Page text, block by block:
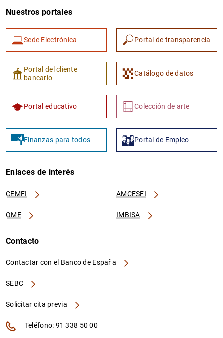
Nuestros portales
Sede Electrónica Portal de transparencia
Portal del cliente
bancario
Catálogo de datos
Portal educativo Colección de arte
Finanzas para todos Portal de Empleo
Enlaces de interés
CEMFI AMCESFI
OME IMBISA
Contacto
Contactar con el Banco de España
SEBC
Solicitar cita previa
Teléfono: 91 338 50 00